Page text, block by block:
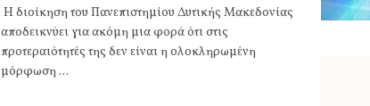
Η διοίκηση του Πανεπιστημίου Δυτικής Μακεδονίας
αποδεικνύει για ακόμη μια φορά ότι στις
προτεραιότητές της δεν είναι η ολοκληρωμένη
μόρφωση ...